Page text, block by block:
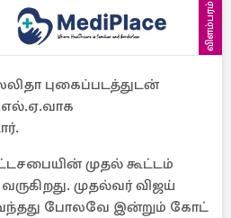
விளம்பரம்
புகைப்படத்துடன்
முதல் கூட்டம்
முதல்வர் விஜய்
போலவே இன்றும் கோட்